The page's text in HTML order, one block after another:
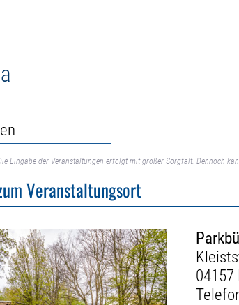
Eingabe der Veranstaltungen erfolgt mit großer Sorgfalt. Dennoch
Veranstaltungsort
04157